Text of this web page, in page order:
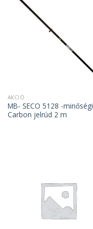
AKCIÓ
MB- SECO 5128 -minőségi
Carbon jelrúd 2 m